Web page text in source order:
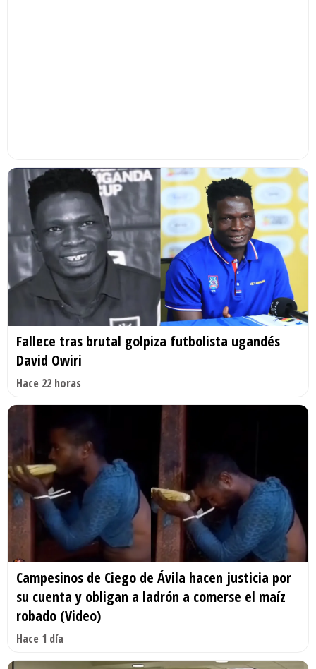
Fallece tras brutal golpiza futbolista ugandés
David Owiri
Hace 22 horas
Campesinos de Ciego de Ávila hacen justicia por
su cuenta y obligan a ladrón a comerse el maíz
robado (Video)
Hace 1 día